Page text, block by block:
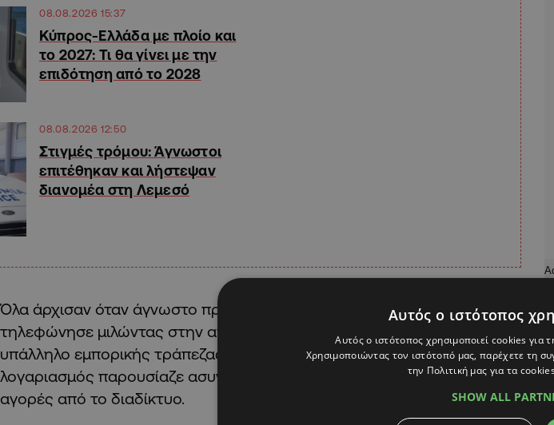
08.08.2026 15:37
Κύπρος-Ελλάδα με πλοίο και
το 2027: Τι θα γίνει με την
επιδότηση από το 2028
08.08.2026 12:50
Στιγμές τρόμου: Άγνωστοι
επιτέθηκαν και λήστεψαν
διανομέα στη Λεμεσό
Όλα άρχισαν όταν άγνωστο πρόσωπο του ηλικιωμένου, του
τηλεφώνησε μιλώντας στην αγγλική γλώσσα προσποιούμενος τον
υπάλληλο εμπορικής τράπεζας και τους είπε ότι ο τραπεζικός του
λογαριασμός παρουσίαζε ασυνήθιστη και ύποπτη δραστηριότητα, με
αγορές από το διαδίκτυο.
Αυτός ο ιστότοπος
Αυτός ο ιστότοπος χρησιμοποιεί cookies για
Χρησιμοποιώντας τον ιστότοπό μας, παρέχετε τη
την Πολιτική μας για τα
SHOW ALL